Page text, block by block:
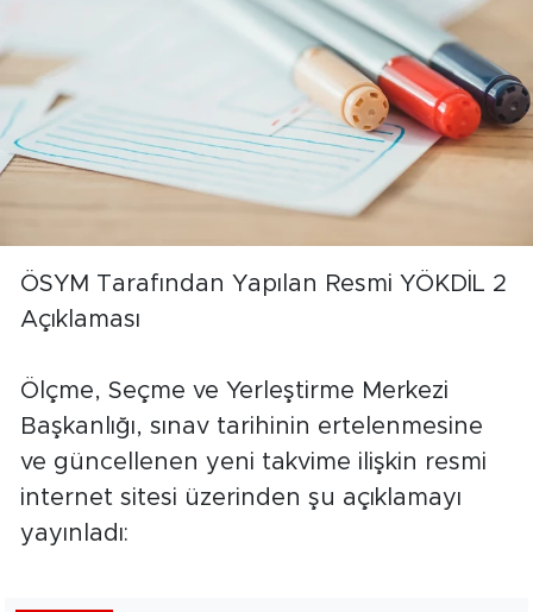
ÖSYM Tarafından Yapılan Resmi YÖKDİL 2
Açıklaması
Ölçme, Seçme ve Yerleştirme Merkezi
Başkanlığı, sınav tarihinin ertelenmesine
ve güncellenen yeni takvime ilişkin resmi
internet sitesi üzerinden şu açıklamayı
yayınladı: